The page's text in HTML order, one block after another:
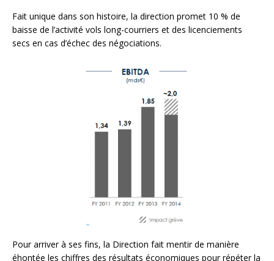
Fait unique dans son histoire, la direction promet 10 % de
baisse de l’activité vols long-courriers et des licenciements
secs en cas d’échec des négociations.
Pour arriver à ses fins, la Direction fait mentir de manière
éhontée les chiffres des résultats économiques pour répéter la